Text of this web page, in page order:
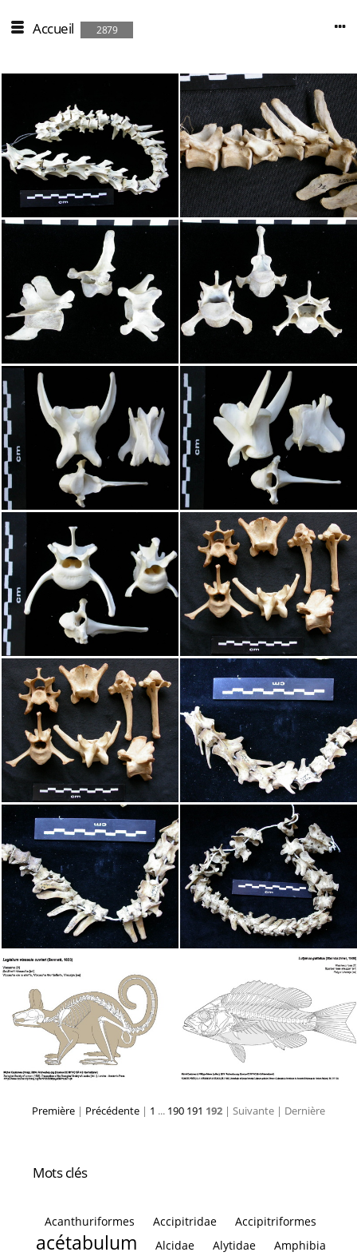
Accueil 2879
Première | Précédente | 1 ... 190 191 192 | Suivante | Dernière
Mots clés
Acanthuriformes Accipitridae Accipitriformes
acétabulum Alcidae Alytidae
Amphibia